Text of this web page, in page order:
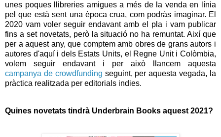
unes poques llibreries amigues a més de la venda en línia
pel que està sent una època crua, com podràs imaginar. El
2020 vam voler seguir endavant amb el pla i vam publicar
fins a set novetats, però la situació no ha remuntat. Així que
per a aquest any, que comptem amb obres de grans autors i
autores d'aquí i dels Estats Units, el Regne Unit i Colòmbia,
volem seguir endavant i per això llancem aquesta
campanya de crowdfunding seguint, per aquesta vegada, la
pràctica realitzada per editorials indies.
Quines novetats tindrà Underbrain Books aquest 2021?